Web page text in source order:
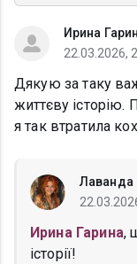
Ирина
22.03.2026,
Дякую за таку
життєву історію.
я так втратила
Лаванда
Ирина Гарина,
історії!